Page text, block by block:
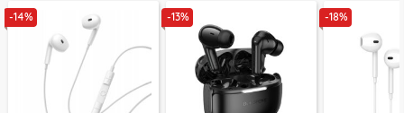
-14% -13% -18%